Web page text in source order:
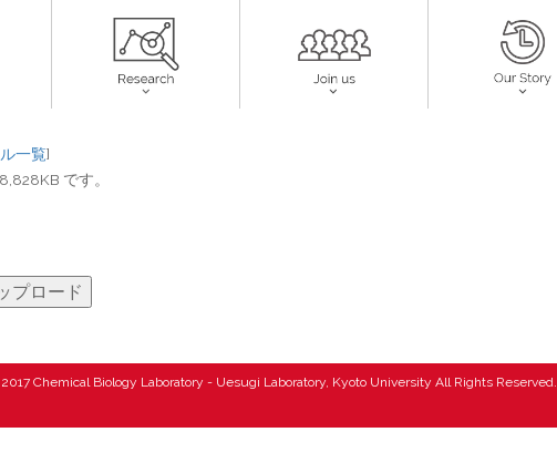
一覧]
です。
Chemical Biology Laboratory - Uesugi Laboratory, Kyoto University All Rights Reserved.